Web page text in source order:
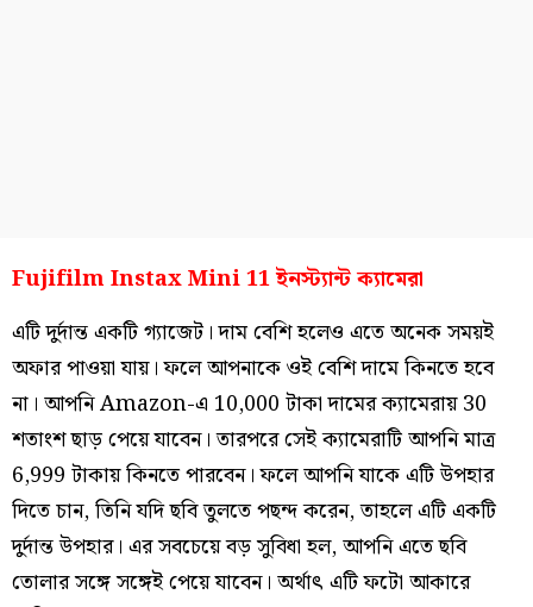
Fujifilm Instax Mini 11 ইনস্ট্যান্ট ক্যামেরা
এটি দুর্দান্ত একটি গ্যাজেট। দাম বেশি হলেও এতে অনেক সময়ই
অফার পাওয়া যায়। ফলে আপনাকে ওই বেশি দামে কিনতে হবে
না। আপনি Amazon-এ 10,000 টাকা দামের ক্যামেরায় 30
শতাংশ ছাড় পেয়ে যাবেন। তারপরে সেই ক্যামেরাটি আপনি মাত্র
6,999 টাকায় কিনতে পারবেন। ফলে আপনি যাকে এটি উপহার
দিতে চান, তিনি যদি ছবি তুলতে পছন্দ করেন, তাহলে এটি একটি
দুর্দান্ত উপহার। এর সবচেয়ে বড় সুবিধা হল, আপনি এতে ছবি
তোলার সঙ্গে সঙ্গেই পেয়ে যাবেন। অর্থাৎ এটি ফটো আকারে